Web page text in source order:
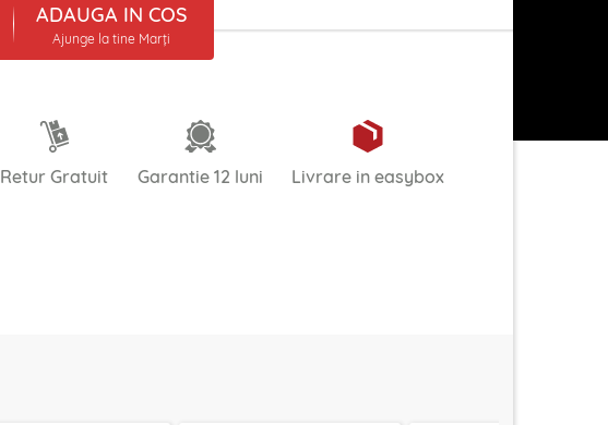
ADAUGA IN COS
Ajunge la tine Marți
Retur Gratuit Garantie 12 luni Livrare in easybox